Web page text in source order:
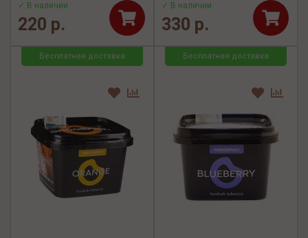
✓ В наличии
220 р.
✓ В наличии
330 р.
Бесплатная доставка Бесплатная доставка